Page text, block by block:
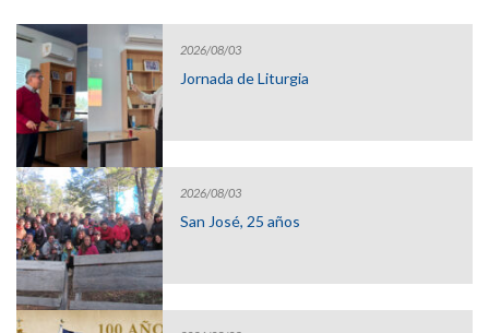
2026/08/03
Jornada de Liturgia
2026/08/03
San José, 25 años